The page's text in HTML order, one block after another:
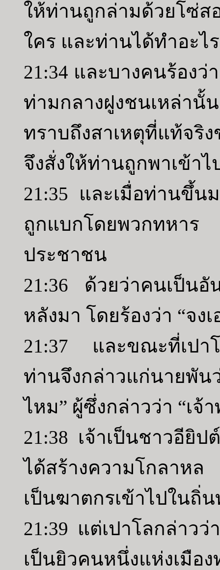
ให้ท่านถูกล่ามด้วยโซ่
ใคร และท่านได้ทำอะไ
21:34 และบางคนร้อง
ท่ามกลางฝูงชนเหล่า
ทราบถึงสาเหตุที่แท้จ
จึงสั่งให้ท่านถูกพาเข้า
21:35 และเมื่อท่านขึ้
ถูกแบกโดยพวกทหาร
ประชาชน
21:36 ด้วยว่าคนเป็นอั
หลังมา โดยร้องว่า “จง
21:37 และขณะที่เปาโ
ท่านจึงกล่าวแก่นายพั
ไหม” ผู้ซึ่งกล่าวว่า “เจ้
21:38 เจ้าเป็นชาวอียิ
ได้สร้างความโกลา
เป็นฆาตกรเข้าไปในถิ่
21:39 แต่เปาโลกล่าว
เป็นยิวคนหนึ่งแห่งเมือ